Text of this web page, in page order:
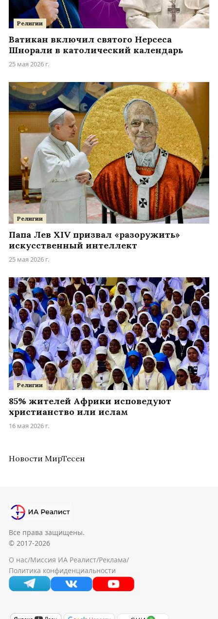
Религии
Ватикан включил святого Нерсеса
Шнорали в католический календарь
25 мая 2026 г.
Религии
Папа Лев XIV призвал «разоружить»
искусственный интеллект
25 мая 2026 г.
Религии
85% жителей Африки исповедуют
христианство или ислам
16 мая 2026 г.
Новости МирТесен
Все права защищены.
© 2017-2026
О нас/Миссия ИА Реалист/Реклама/
Политика конфиденциальности